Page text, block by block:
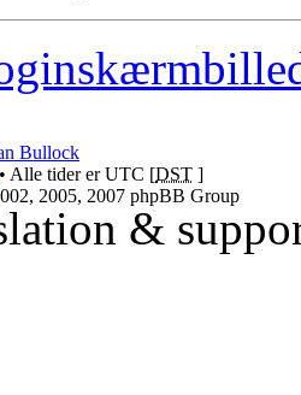
Bullock
• Alle tider er UTC [DST ]
2005, 2007 phpBB Group
&